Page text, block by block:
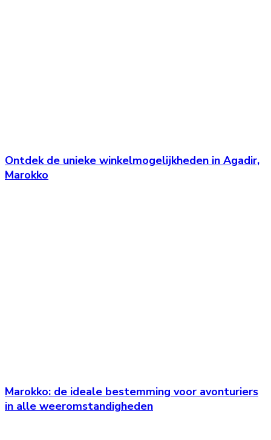
Ontdek de unieke winkelmogelijkheden in Agadir,
Marokko
Marokko: de ideale bestemming voor avonturiers
in alle weeromstandigheden